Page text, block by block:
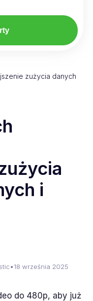
zużycia danych
i
•18 września 2025
do 480p, aby już